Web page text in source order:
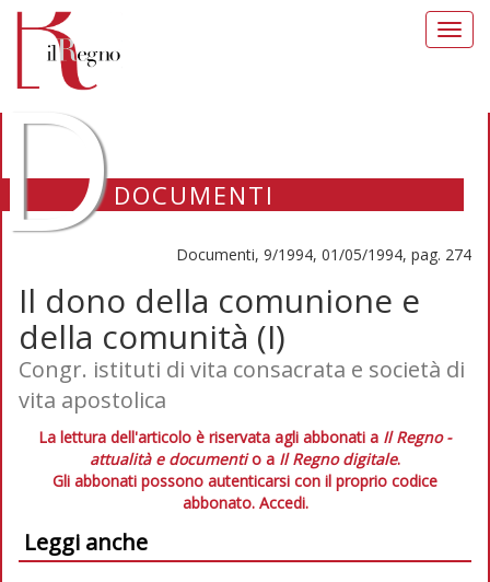
DOCUMENTI
Documenti, 9/1994, 01/05/1994, pag. 274
Il dono della comunione e
della comunità (I)
Congr. istituti di vita consacrata e società di
vita apostolica
La lettura dell'articolo è riservata agli abbonati a Il Regno -
attualità e documentio a Il Regno digitale.
Gli abbonati possono autenticarsi con il proprio codice
abbonato. Accedi.
Leggi anche